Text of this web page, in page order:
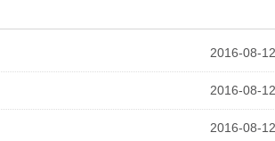
2016-08-12
2016-08-12
2016-08-12